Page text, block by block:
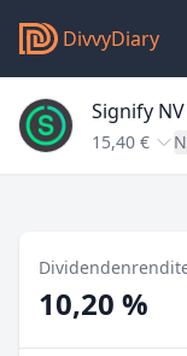
DivvyDiary
Signify NV
15,40 €
10,20 %